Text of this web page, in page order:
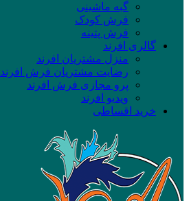
گبه ماشینی
فرش کودک
فرش پتینه
گالری افرند
منزل مشتریان افرند
رضایت مشتریان فرش افرند
پرو مجازی فرش افرند
ویدیو افرند
خرید اقساطی